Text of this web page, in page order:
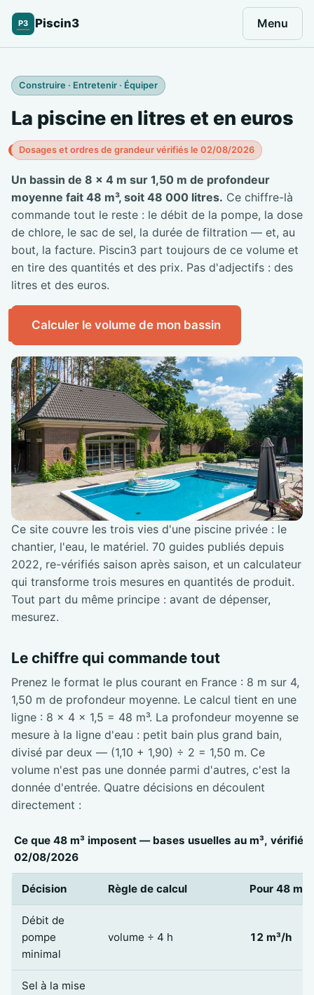
P3 Piscin3 Menu
Construire · Entretenir · Équiper
La piscine en litres et en euros
Dosages et ordres de grandeur vérifiés le 02/08/2026
Un bassin de 8 × 4 m sur 1,50 m de profondeur
moyenne fait 48 m³, soit 48 000 litres. Ce chiffre-là
commande tout le reste : le débit de la pompe, la dose
de chlore, le sac de sel, la durée de filtration — et, au
bout, la facture. Piscin3 part toujours de ce volume et
en tire des quantités et des prix. Pas d'adjectifs : des
litres et des euros.
Calculer le volume de mon bassin
Ce site couvre les trois vies d'une piscine privée : le
chantier, l'eau, le matériel. 70 guides publiés depuis
2022, re-vérifiés saison après saison, et un calculateur
qui transforme trois mesures en quantités de produit.
Tout part du même principe : avant de dépenser,
mesurez.
Le chiffre qui commande tout
Prenez le format le plus courant en France : 8 m sur 4,
1,50 m de profondeur moyenne. Le calcul tient en une
ligne : 8 × 4 × 1,5 = 48 m³. La profondeur moyenne se
mesure à la ligne d'eau : petit bain plus grand bain,
divisé par deux — (1,10 + 1,90) ÷ 2 = 1,50 m. Ce
volume n'est pas une donnée parmi d'autres, c'est la
donnée d'entrée. Quatre décisions en découlent
directement :
Ce que 48 m³ imposent — bases usuelles au m³,
02/08/2026
Décision Règle de calcul Pour 48 m³
Débit de
pompe
minimal
volume ÷ 4 h 12 m³/h
Sel à la mise